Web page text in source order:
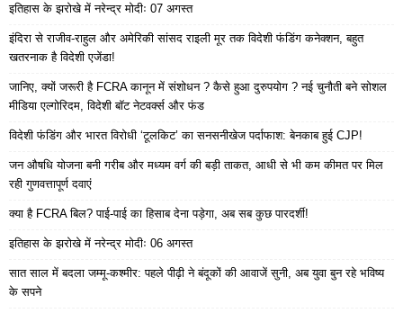
इतिहास के झरोखे में नरेन्द्र मोदीः 07 अगस्त
इंदिरा से राजीव-राहुल और अमेरिकी सांसद राइली मूर तक विदेशी फंडिंग कनेक्शन, बहुत
खतरनाक है विदेशी एजेंडा!
जानिए, क्यों जरूरी है FCRA कानून में संशोधन ? कैसे हुआ दुरुपयोग ? नई चुनौती बने सोशल
मीडिया एल्गोरिदम, विदेशी बॉट नेटवर्क्स और फंड
विदेशी फंडिंग और भारत विरोधी ‘टूलकिट’ का सनसनीखेज पर्दाफाश: बेनकाब हुई CJP!
जन औषधि योजना बनी गरीब और मध्यम वर्ग की बड़ी ताकत, आधी से भी कम कीमत पर मिल
रही गुणवत्तापूर्ण दवाएं
क्या है FCRA बिल? पाई-पाई का हिसाब देना पड़ेगा, अब सब कुछ पारदर्शी!
इतिहास के झरोखे में नरेन्द्र मोदीः 06 अगस्त
सात साल में बदला जम्मू-कश्मीर: पहले पीढ़ी ने बंदूकों की आवाजें सुनी, अब युवा बुन रहे भविष्य
के सपने